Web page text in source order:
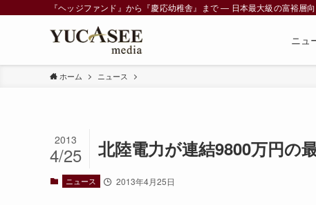
『ヘッジファンド』から『慶応幼稚舎』まで ― 日本最大級の富裕層
ニュ
ホーム ニュース
北陸電力が連結9800万円の
2013
4/25
ニュース 2013年4月25日